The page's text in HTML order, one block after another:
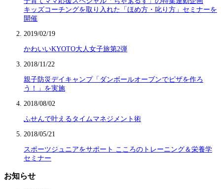
キッズコーチングを取り入れた「ほめ方・叱り方」セミナーを
開催
2019/02/19
かわいいKYOTO大人女子旅第2弾
2018/11/22
親子防災デイキャンプ「ダンボールオーブンでピザを作ろ
う！」を実施
2018/08/02
ふせんで叶えるタイムマネジメント術
2018/05/21
スポーツジュニアをサポート こころのトレーニング＆栄養学
セミナー
お知らせ